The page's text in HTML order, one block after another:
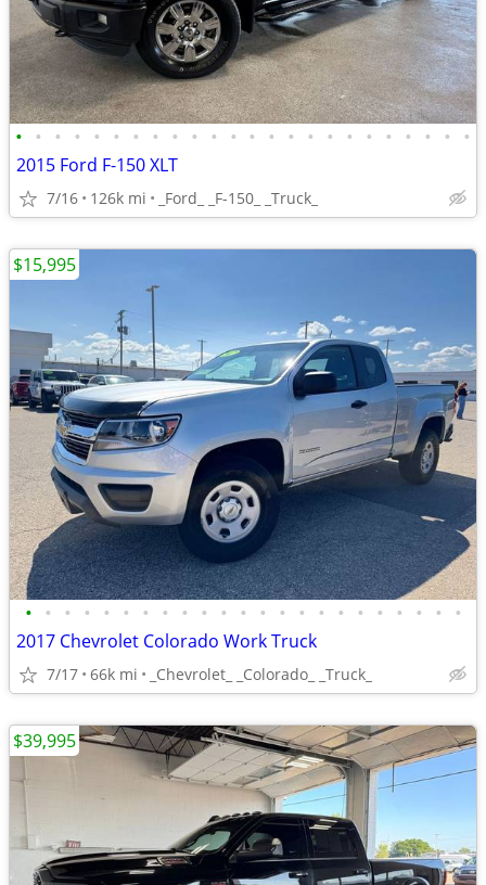
• • • • • • • • • • • • • • • • • • • • • • • •
2015 Ford F-150 XLT
7/16 126k mi _Ford_ _F-150_ _Truck_
• • • • • • • • • • • • • • • • • • • • • • •
2017 Chevrolet Colorado Work Truck
7/17 66k mi _Chevrolet_ _Colorado_ _Truck_
$15,995
$39,995